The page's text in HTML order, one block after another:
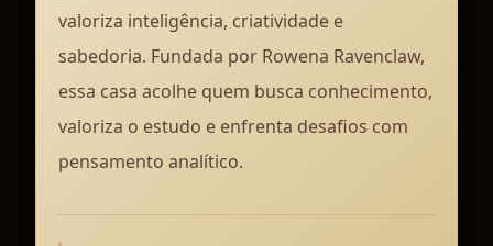
valoriza inteligência, criatividade e
sabedoria. Fundada por Rowena Ravenclaw,
essa casa acolhe quem busca conhecimento,
valoriza o estudo e enfrenta desafios com
pensamento analítico.